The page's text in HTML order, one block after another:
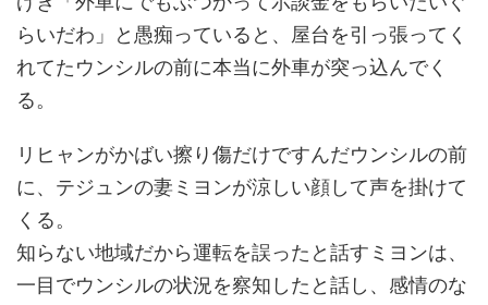
らいだわ」と愚痴っていると、屋台を引っ張ってく
れてたウンシルの前に本当に外車が突っ込んでく
る。
リヒャンがかばい擦り傷だけですんだウンシルの前
に、テジュンの妻ミヨンが涼しい顔して声を掛けて
くる。
知らない地域だから運転を誤ったと話すミヨンは、
一目でウンシルの状況を察知したと話し、感情のな